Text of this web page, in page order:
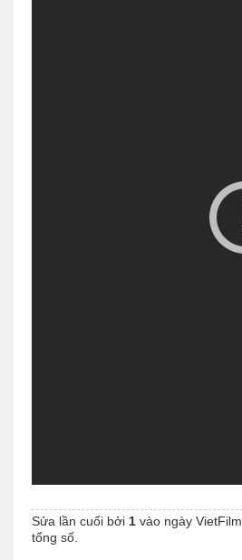
Sửa lần cuối bởi 1 vào ngày VietFilm
tổng số.